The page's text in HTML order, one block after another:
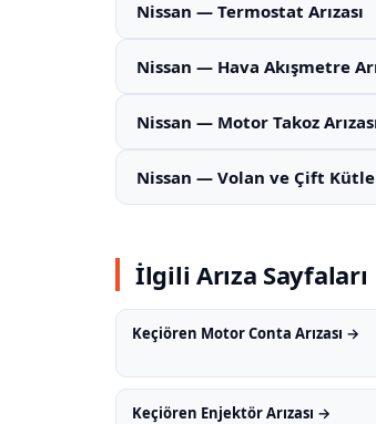
Nissan — Termostat Arızası
Nissan — Hava Akışmetre
Nissan — Motor Takoz
Nissan — Volan ve Çift Kütle
İlgili Arıza Sayfaları
Keçiören Motor Conta Arızası →
Keçiören Enjektör Arızası →